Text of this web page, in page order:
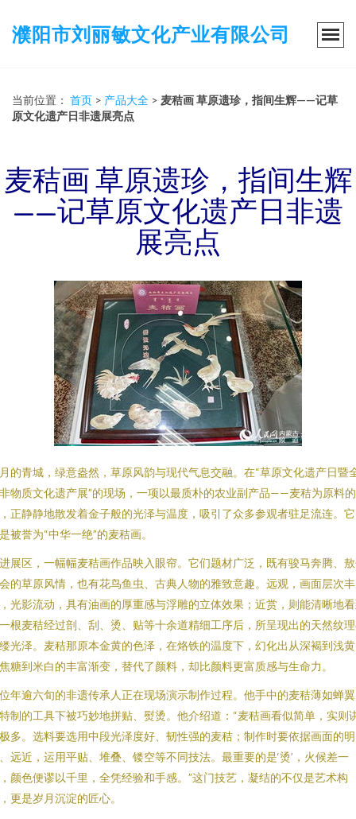
濮阳市刘丽敏文化产业有限公司
当前位置： 首页 > 产品大全 > 麦秸画 草原遗珍，指间生辉——记草
原文化遗产日非遗展亮点
麦秸画 草原遗珍，指间生辉
——记草原文化遗产日非遗
展亮点
的青城，绿意盎然，草原风韵与现代气息交融。在“草原文化遗产日暨
物质文化遗产展”的现场，一项以最质朴的农业副产品——麦秸为原料
正静静地散发着金子般的光泽与温度，吸引了众多参观者驻足流连。
被誉为“中华一绝”的麦秸画。
展区，一幅幅麦秸画作品映入眼帘。它们题材广泛，既有骏马奔腾、
的草原风情，也有花鸟鱼虫、古典人物的雅致意趣。远观，画面层次丰
光影流动，具有油画的厚重感与浮雕的立体效果；近赏，则能清晰地
根麦秸经过剖、刮、烫、贴等十余道精细工序后，所呈现出的天然纹
光泽。麦秸那原本金黄的色泽，在烙铁的温度下，幻化出从深褐到浅
糖到米白的丰富渐变，替代了颜料，却比颜料更富质感与生命力。
年逾六旬的非遗传承人正在现场演示制作过程。他手中的麦秸薄如蝉
制的工具下被巧妙地拼贴、熨烫。他介绍道：“麦秸画看似简单，实则
多。选料要选用中段光泽度好、韧性强的麦秸；制作时要依据画面的明
远近，运用平贴、堆叠、镂空等不同技法。最重要的是‘烫’，火候差一
颜色便谬以千里，全凭经验和手感。”这门技艺，凝结的不仅是艺术构
更是岁月沉淀的匠心。